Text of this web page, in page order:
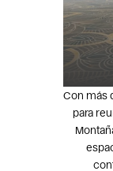
Con más
para